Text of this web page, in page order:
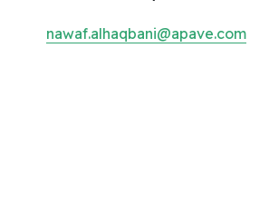
nawaf.alhaqbani@apave.com